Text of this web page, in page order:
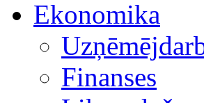
Ekonomika
Finanses